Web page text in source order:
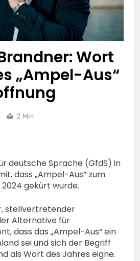
Wort
„Ampel-Aus“
2 Min
deutsche Sprache (GfdS) in
dass „Ampel-Aus“ zum
gekürt wurde.
stellvertretender
Alternative für
dass das „Ampel-Aus“ ein
sei und sich der Begriff
als Wort des Jahres eigne.